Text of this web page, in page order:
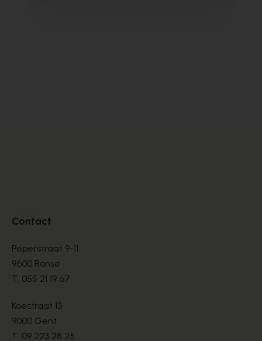
Contact
Peperstraat 9-11
9600 Ronse
T. 055 21 19 67
Koestraat 13
9000 Gent
T. 09 223 28 25